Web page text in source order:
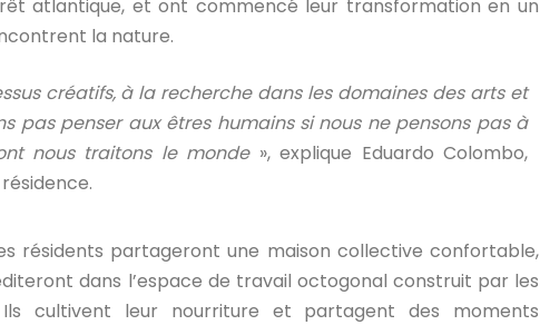
atlantique, et ont commencé leur transformation en un
la nature.
créatifs, à la recherche dans les domaines des arts et
pas penser aux êtres humains si nous ne pensons pas à
nous traitons le monde», explique Eduardo Colombo,
résidents partageront une maison collective confortable,
dans l’espace de travail octogonal construit par les
cultivent leur nourriture et partagent des moments